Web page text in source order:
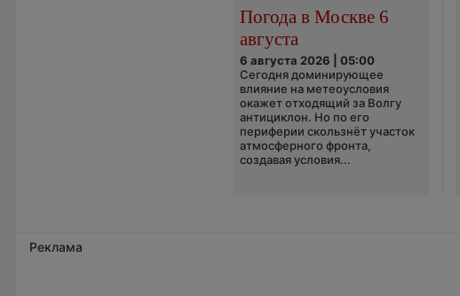
Погода в Москве 6
августа
6 августа 2026 | 05:00
Сегодня доминирующее
влияние на метеоусловия
окажет отходящий за Волгу
антициклон. Но по его
периферии скользнёт участок
атмосферного фронта,
создавая условия...
Реклама